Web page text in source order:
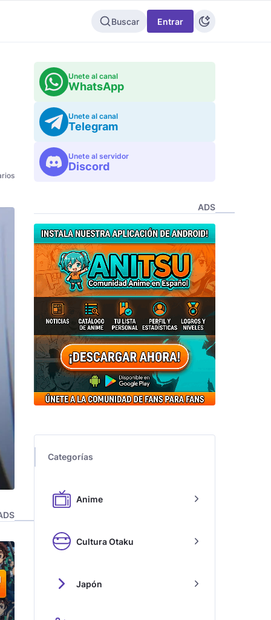
Buscar Entrar
Unete al canal
WhatsApp
Unete al canal
Telegram
Unete al servidor
Discord
ADS
Categorías
Anime
Cultura Otaku
Japón